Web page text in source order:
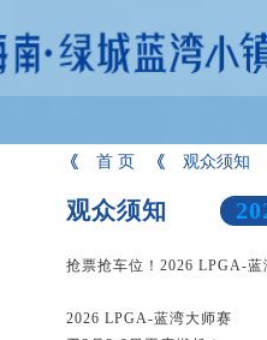
首 页 观众须知
观众须知
抢票抢车位！2026 LPGA-
2026 LPGA-蓝湾大师赛